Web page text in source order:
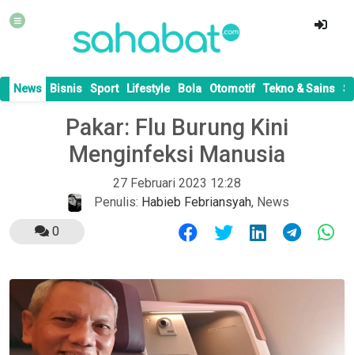
News Bisnis Sport Lifestyle Bola Otomotif Tekno & Sains
Pakar: Flu Burung Kini
Menginfeksi Manusia
27 Februari 2023 12:28
Penulis: Habieb Febriansyah, News
0